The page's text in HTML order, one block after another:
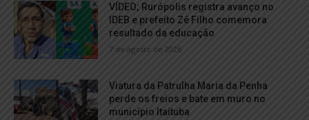
VÍDEO; Rurópolis registra avanço no
IDEB e prefeito Zé Filho comemora
resultado da educação
7 de agosto de 2026
Viatura da Patrulha Maria da Penha
perde os freios e bate em muro no
município Itaituba